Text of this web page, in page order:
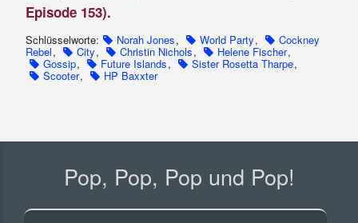
Episode 153).
Schlüsselworte: Norah Jones, World Party, Cockney
Rebel, City, Christin Nichols, Helene Fischer,
Gossip, Future Islands, Sister Rosetta Tharpe,
Scooter, HP Baxxter
Pop, Pop, Pop und Pop!